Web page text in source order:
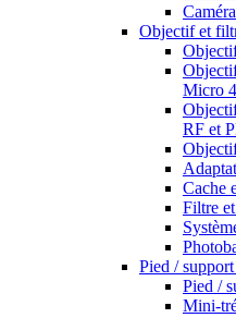
Objectif et
Micro
RF et
Cache
Filtre
Pied /
Pied /
Mini-